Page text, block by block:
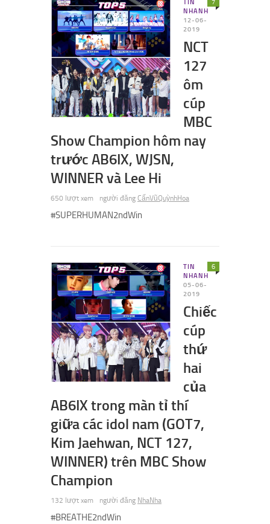
TIN
NHANH
12-06-
2019
NCT
127
ôm
cúp
MBC
Show Champion hôm nay
trước AB6IX, WJSN,
WINNER và Lee Hi
650 lượt xem
7
người đăng CấnVũQuỳnhHoa
#SUPERHUMAN2ndWin
TIN
NHANH
05-06-
2019
Chiếc
cúp
thứ
hai
của
AB6IX trong màn tỉ thí
giữa các idol nam (GOT7,
Kim Jaehwan, NCT 127,
WINNER) trên MBC Show
Champion
132 lượt xem
6
người đăng NhaNha
#BREATHE2ndWin